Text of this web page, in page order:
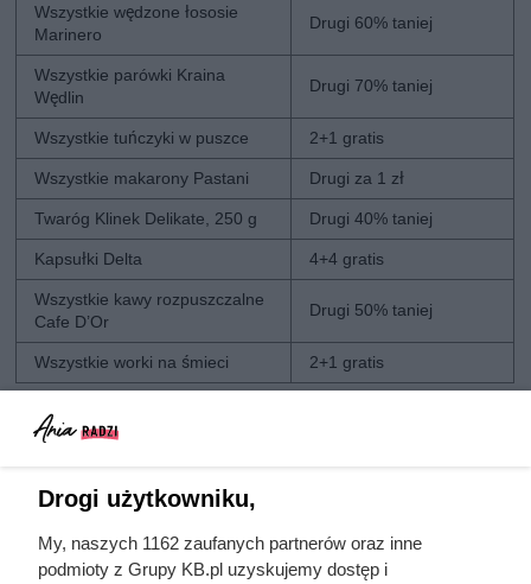
Wszystkie wędzone łososie
Marinero
Drugi 60% taniej
Wszystkie parówki Kraina
Wędlin
Drugi 70% taniej
Wszystkie tuńczyki w puszce 2+1 gratis
Wszystkie makarony Pastani Drugi za 1 zł
Twaróg Klinek Delikate, 250 g Drugi 40% taniej
Kapsułki Delta 4+4 gratis
Wszystkie kawy rozpuszczalne
Cafe D’Or
Drugi 50% taniej
Wszystkie worki na śmieci 2+1 gratis
Drogi użytkowniku,
My, naszych 1162 zaufanych partnerów oraz inne
podmioty z Grupy KB.pl uzyskujemy dostęp i